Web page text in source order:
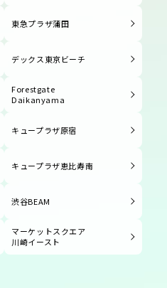
東急プラザ蒲田
デックス東京ビーチ
Forestgate
Daikanyama
キュープラザ原宿
キュープラザ恵比寿南
渋谷BEAM
マーケットスクエア
川崎イースト